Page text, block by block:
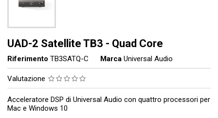
UAD-2 Satellite TB3 - Quad Core
Riferimento TB3SATQ-C Marca Universal Audio
Valutazione
Acceleratore DSP di Universal Audio con quattro processori per
Mac e Windows 10